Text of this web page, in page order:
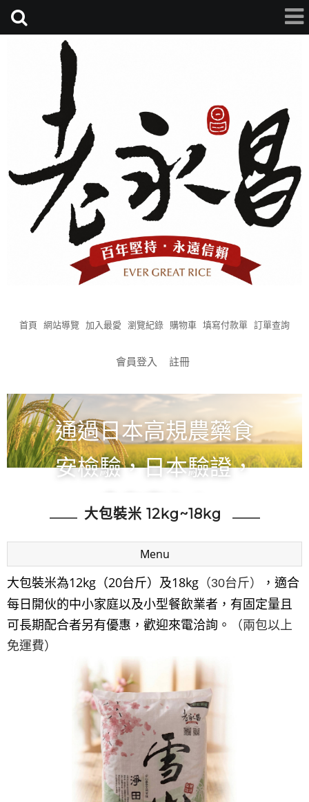
首頁 網站導覽 加入最愛 瀏覽紀錄 購物車 填寫付款單 訂單查詢
會員登入 註冊
通過日本高規農藥食
安檢驗，日本驗證，
食在安心！
全館滿1200免運!!!
大包裝米 12kg~18kg
Menu
大包裝米為12kg（20台斤）及18kg （30台斤）
，適合
每日開伙的中小家庭以及小型餐飲業者，有固定量且
可長期配合者另有優惠，歡迎來電洽詢。
（兩包以上
免運費）